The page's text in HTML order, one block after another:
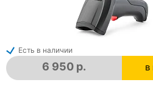
Есть в наличии
6 950 р. в